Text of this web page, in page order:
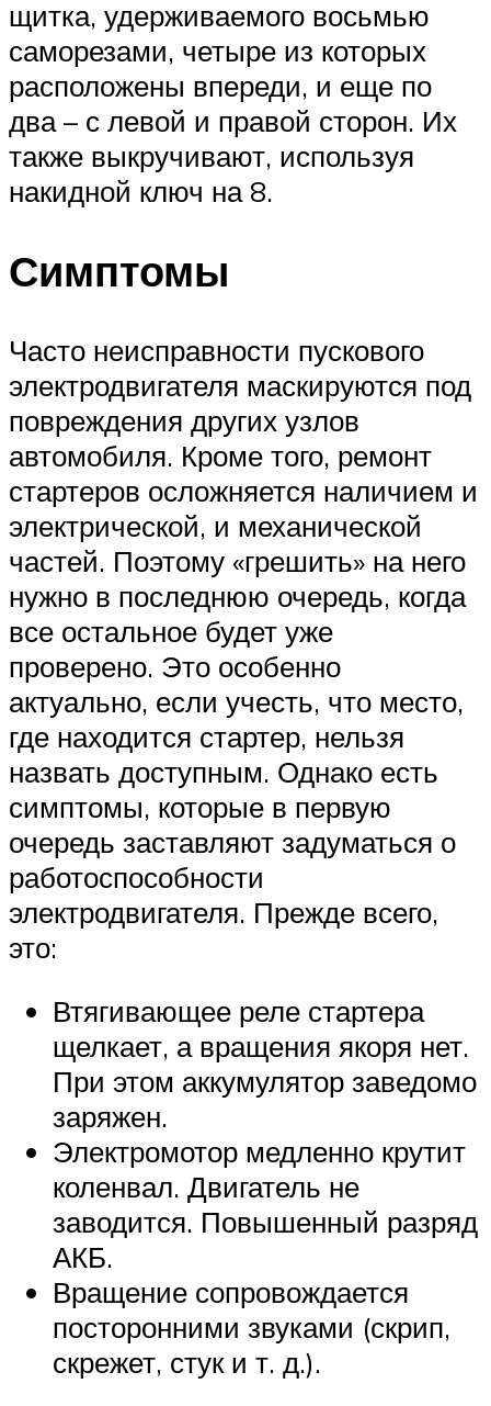
щитка, удерживаемого восьмью
саморезами, четыре из которых
расположены впереди, и еще по
два – с левой и правой сторон. Их
также выкручивают, используя
накидной ключ на 8.
Симптомы
Часто неисправности пускового
электродвигателя маскируются под
повреждения других узлов
автомобиля. Кроме того, ремонт
стартеров осложняется наличием и
электрической, и механической
частей. Поэтому «грешить» на него
нужно в последнюю очередь, когда
все остальное будет уже
проверено. Это особенно
актуально, если учесть, что место,
где находится стартер, нельзя
назвать доступным. Однако есть
симптомы, которые в первую
очередь заставляют задуматься о
работоспособности
электродвигателя. Прежде всего,
это:
Втягивающее реле стартера
щелкает, а вращения якоря нет.
При этом аккумулятор заведомо
заряжен.
Электромотор медленно крутит
коленвал. Двигатель не
заводится. Повышенный разряд
АКБ.
Вращение сопровождается
посторонними звуками (скрип,
скрежет, стук и т. д.).